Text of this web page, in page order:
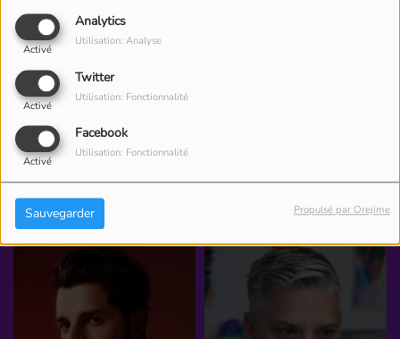
Analytics
Activé
Utilisation: Analyse
Twitter
Activé
Utilisation: Fonctionnalité
Facebook
Activé
Utilisation: Fonctionnalité
Sauvegarder Propulsé par Orejime